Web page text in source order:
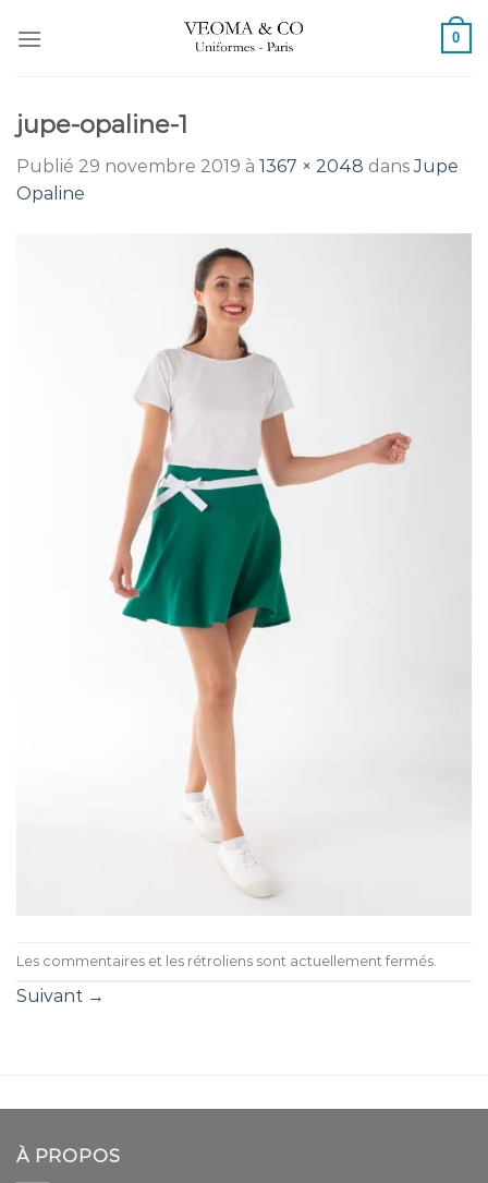
au
0
jupe-opaline-1
Publié 29 novembre 2019 à 1367 × 2048 dansJupe
Opaline
Les commentaires et les rétroliens sont actuellement fermés.
Suivant →
À PROPOS